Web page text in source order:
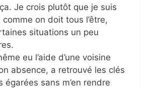
Je crois plutôt que je suis
on doit tous l’être,
situations un peu
eu l’aide d’une voisine
absence, a retrouvé les clés
égarées sans m’en rendre